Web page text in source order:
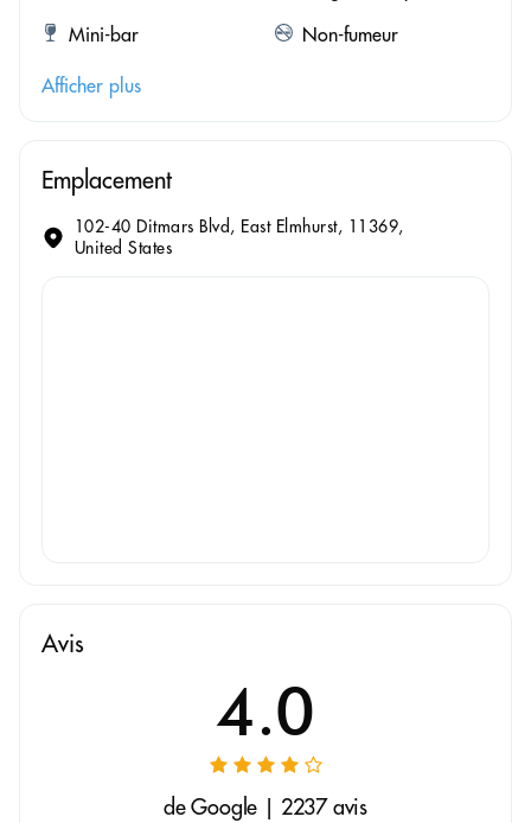
Mini-bar
Non-fumeur
Afficher plus
Emplacement
102-40 Ditmars Blvd, East Elmhurst, 11369,
United States
Avis
4.0
de Google | 2237 avis